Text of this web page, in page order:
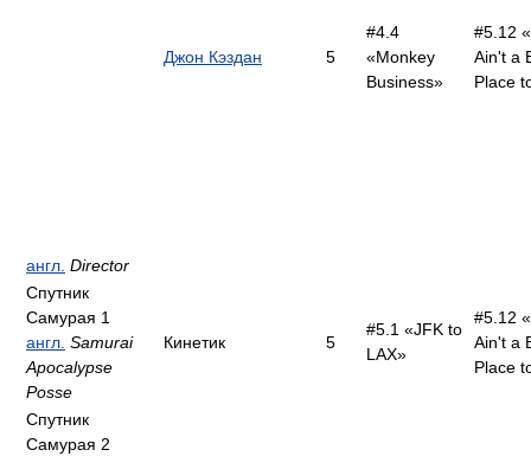
англ. Director
Джон Кэздан 5
#4.4
«Monkey
Business»
#5.12
Ain't a
Place
Спутник
Самурая 1
англ. Samurai
Apocalypse
Posse
Кинетик 5
#5.1 «JFK to
LAX»
#5.12
Ain't a
Place
Спутник
Самурая 2